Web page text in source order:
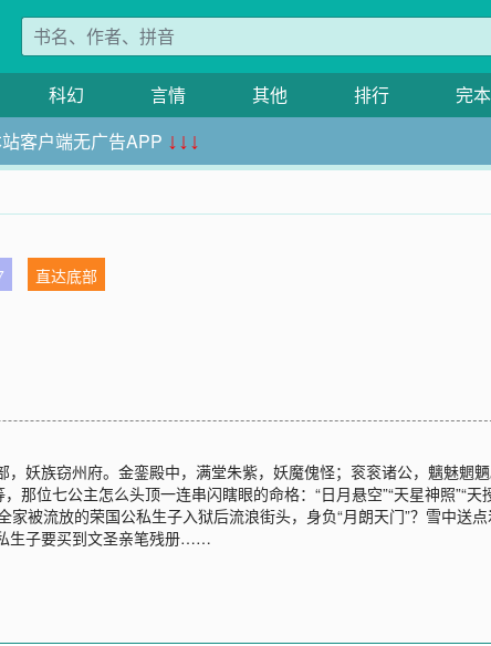
科幻 言情 其他 排行 完本
客户端无广告APP ↓↓↓
直达底部
妖族窃州府。金銮殿中，满堂朱紫，妖魔傀怪；衮衮诸公，魑魅魍
那位七公主怎么头顶一连串闪瞎眼的命格：“日月悬空”“天星神照”“
家被流放的荣国公私生子入狱后流浪街头，身负“月朗天门”？雪中送
生子要买到文圣亲笔残册……